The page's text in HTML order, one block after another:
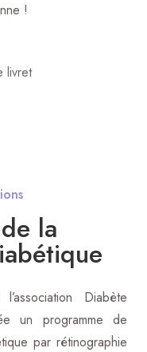
!
livret
la
l’association Diabète
un programme de
par rétinographie